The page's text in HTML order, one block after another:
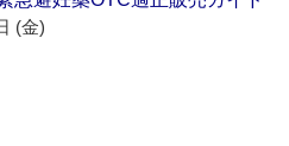
(金)